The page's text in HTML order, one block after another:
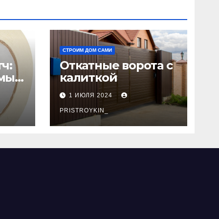
СТРОИМ ДОМ САМИ
Откатные ворота с
калиткой
1 ИЮЛЯ 2024
PRISTROYKIN_